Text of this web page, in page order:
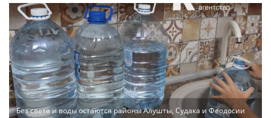
Без света и воды остаются районы Алушты, Судака и Феодосии